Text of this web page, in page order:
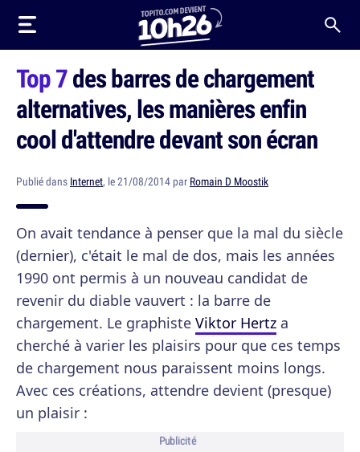
Top 7des barres de chargement
alternatives, les manières enfin
cool d'attendre devant son écran
Publié dans Internet, le 21/08/2014 par Romain D Moostik
On avait tendance à penser que la mal du siècle
(dernier), c'était le mal de dos, mais les années
1990 ont permis à un nouveau candidat de
revenir du diable vauvert : la barre de
chargement. Le graphiste Viktor Hertz a
cherché à varier les plaisirs pour que ces temps
de chargement nous paraissent moins longs.
Avec ces créations, attendre devient (presque)
un plaisir :
Publicité